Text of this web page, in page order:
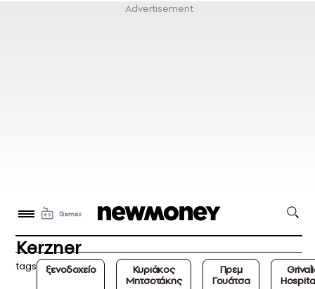
Kerzner
tags ξενοδοχείο
Κυριάκος
Μητσοτάκης
Πρεμ
Γουάτσα